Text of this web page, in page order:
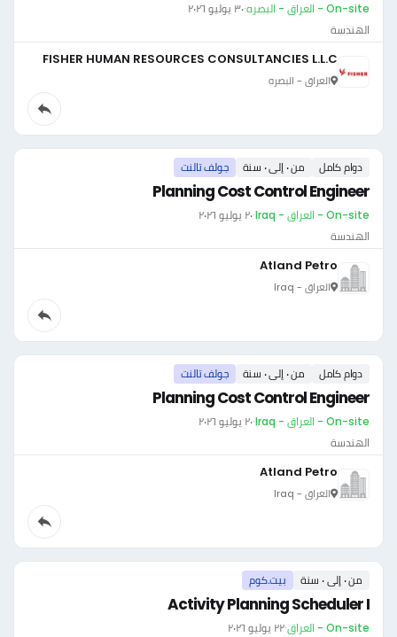
On-site - العراق - البصره ·٣٠ يوليو ٢٠٢٦
الهندسة
FISHER HUMAN RESOURCES CONSULTANCIES L.L.C
العراق - البصره
دوام كامل من ٠ إلى ٠ سنة جولف تالنت
Planning Cost Control Engineer
On-site - العراق - Iraq ·٢٠ يوليو ٢٠٢٦
الهندسة
Atland Petro
العراق - Iraq
دوام كامل من ٠ إلى ٠ سنة جولف تالنت
Planning Cost Control Engineer
On-site - العراق - Iraq ·٢٠ يوليو ٢٠٢٦
الهندسة
Atland Petro
العراق - Iraq
من ٠ إلى ٠ سنة بيت.كوم
Activity Planning Scheduler I
On-site - العراق ·٢٢ يوليو ٢٠٢٦